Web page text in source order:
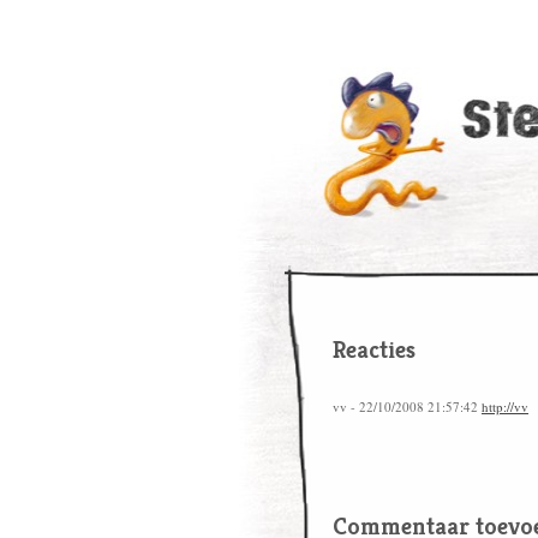
Reacties
vv - 22/10/2008 21:57:42 http://vv
Commentaar